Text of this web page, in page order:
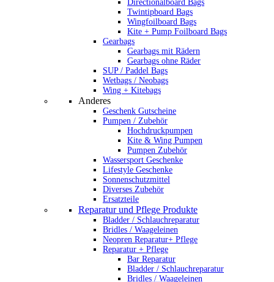
Directionalboard Bags
Twintipboard Bags
Wingfoilboard Bags
Kite + Pump Foilboard Bags
Gearbags
Gearbags mit Rädern
Gearbags ohne Räder
SUP / Paddel Bags
Wetbags / Neobags
Wing + Kitebags
Anderes
Geschenk Gutscheine
Pumpen / Zubehör
Hochdruckpumpen
Kite & Wing Pumpen
Pumpen Zubehör
Wassersport Geschenke
Lifestyle Geschenke
Sonnenschutzmittel
Diverses Zubehör
Ersatzteile
Reparatur und Pflege Produkte
Bladder / Schlauchreparatur
Bridles / Waageleinen
Neopren Reparatur+ Pflege
Reparatur + Pflege
Bar Reparatur
Bladder / Schlauchreparatur
Bridles / Waageleinen